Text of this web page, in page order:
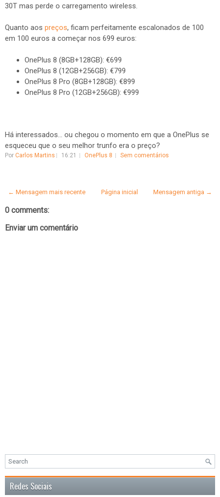
30T mas perde o carregamento wireless.
Quanto aos preços, ficam perfeitamente escalonados de 100
em 100 euros a começar nos 699 euros:
OnePlus 8 (8GB+128GB): €699
OnePlus 8 (12GB+256GB): €799
OnePlus 8 Pro (8GB+128GB): €899
OnePlus 8 Pro (12GB+256GB): €999
Há interessados... ou chegou o momento em que a OnePlus se
esqueceu que o seu melhor trunfo era o preço?
Por Carlos Martins 16:21 OnePlus 8 Sem comentários
← Mensagem mais recente Mensagem antiga →
Página inicial
0 comments:
Enviar um comentário
Redes Sociais